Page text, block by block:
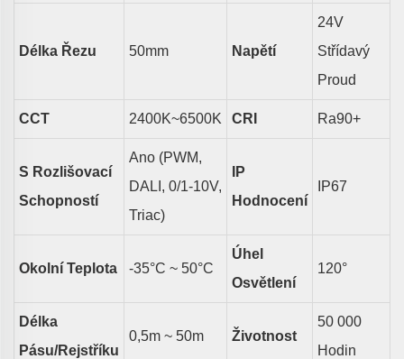
Délka Řezu 50Mm Napětí
24V
Střídavý
Proud
CCT 2400K~6500K CRI Ra90+
S Rozlišovací
Schopností
Ano (PWM,
DALI, 0/1-10V,
Triac)
IP
Hodnocení
IP67
Okolní Teplota -35°C ~ 50°C
Úhel
Osvětlení
120°
Délka
Pásu/rejstříku
0,5m ~ 50m Životnost
50 000
Hodin